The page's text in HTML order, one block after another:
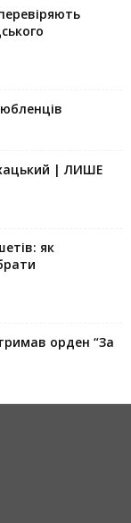
| ЛИШЕ
як
орден “За